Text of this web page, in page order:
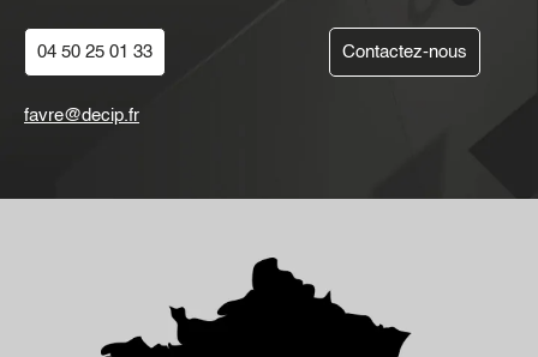
04 50 25 01 33 Contactez-nous
favre@decip.fr